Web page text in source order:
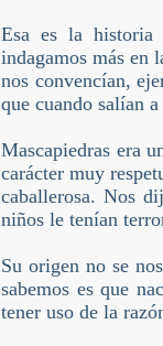
Esa es la historia
indagamos más en
nos convencían,
que cuando salían
Mascapiedras era
carácter muy
caballerosa. Nos
niños le tenían
Su origen no se
sabemos es que
tener uso de la